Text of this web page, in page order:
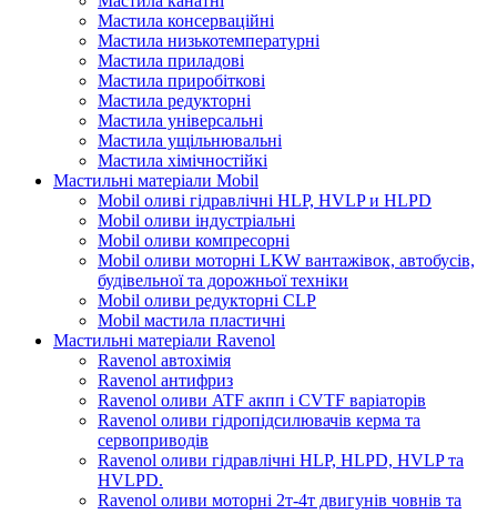
Мастила консерваційні
Мастила низькотемпературні
Мастила приладові
Мастила приробіткові
Мастила редукторні
Мастила універсальні
Мастила ущільнювальні
Мастила хімічностійкі
Мастильні матеріали Mobil
Mobil оливі гідравлічні HLP, HVLP и HLPD
Mobil оливи індустріальні
Mobil оливи компресорні
Mobil оливи моторні LKW вантажівок, автобусів,
будівельної та дорожньої техніки
Mobil оливи редукторні CLP
Mobil мастила пластичні
Мастильні матеріали Ravenol
Ravenol автохімія
Ravenol антифриз
Ravenol оливи ATF акпп і CVTF варіаторів
Ravenol оливи гідропідсилювачів керма та
сервоприводів
Ravenol оливи гідравлічні HLP, HLPD, HVLP та
HVLPD.
Ravenol оливи моторні 2т-4т двигунів човнів та